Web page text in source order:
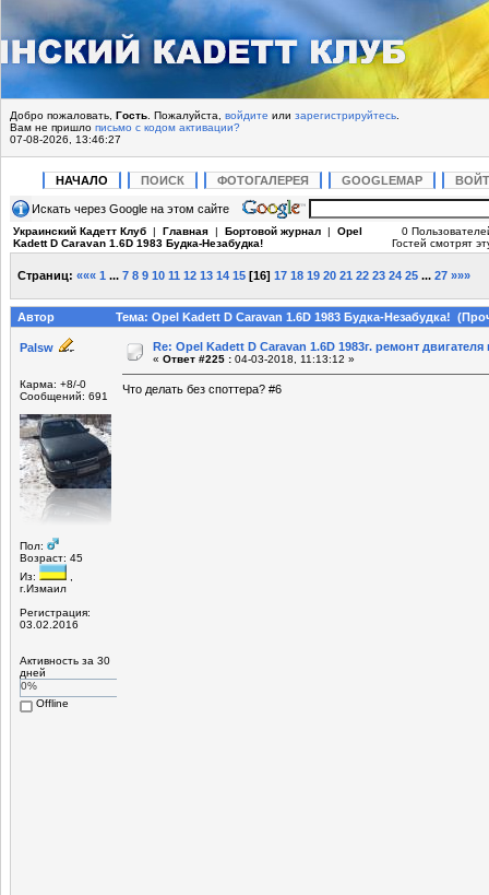
Добро пожаловать, Гость . Пожалуйста, войдите или зарегистрируйтесь
Вам не пришло письмо с кодом активации?
07-08-2026, 13:46:27
НАЧАЛО ПОИСК ФОТОГАЛЕРЕЯ GOOGLEMAP
Искать через Google на этом сайте
Украинский Кадетт Клуб | Главная | Бортовой журнал | Opel
Kadett D Caravan 1.6D 1983 Будка-Незабудка!
0
Гостей смотрят
Страниц: ««« 1 ... 7 8 9 10 11 12 13 14 15 [16] 17 18 19 20 21 22 23 24 25 ... 27 »»»
Автор Тема: Opel Kadett D Caravan 1.6D 1983 Будка-Незабудка!
Palsw
Карма: +8/-0
Сообщений: 691
Пол:
Возраст: 45
Из:
г.Измаил
Регистрация:
03.02.2016
Активность за 30
дней
0%
Offline
Re: Opel Kadett D Caravan 1.6D 1983г. ремонт двигателя
« Ответ #225 : 04-03-2018, 11:13:12 »
Что делать без споттера? #6